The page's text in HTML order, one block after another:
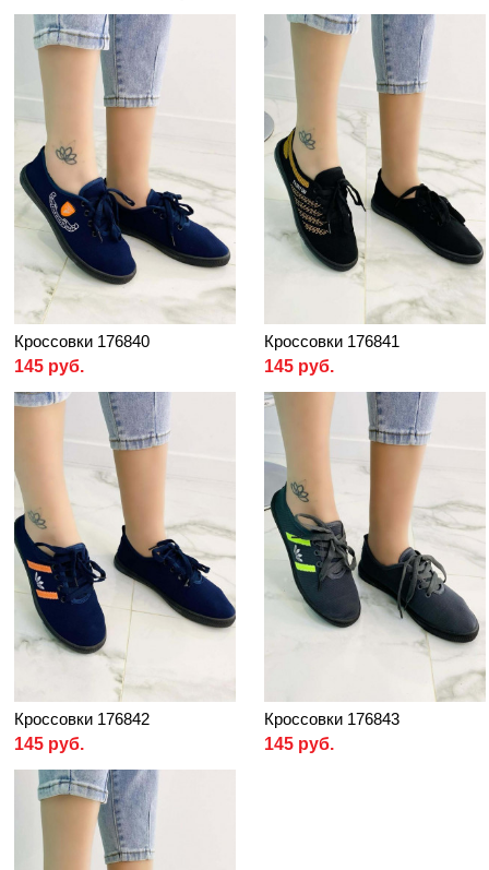
Кроссовки 176840
145 руб.
Кроссовки 176841
145 руб.
Кроссовки 176842
145 руб.
Кроссовки 176843
145 руб.